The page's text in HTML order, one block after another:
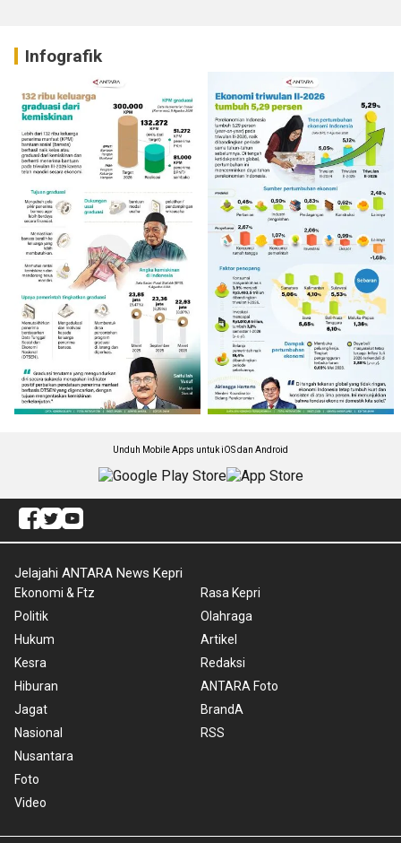
Infografik
Unduh Mobile Apps untuk iOS dan Android
Jelajahi ANTARA News Kepri
Ekonomi & Ftz
Politik
Hukum
Kesra
Hiburan
Jagat
Nasional
Nusantara
Foto
Video
Rasa Kepri
Olahraga
Artikel
Redaksi
ANTARA Foto
BrandA
RSS